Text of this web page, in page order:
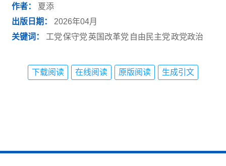
作者：
夏添
出版日期：
2026年04月
关键词：
工党 保守党 英国改革党 自由民主党 政党政治
下载阅读 在线阅读 原版阅读 生成引文